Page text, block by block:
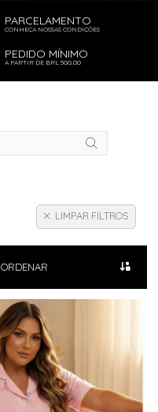
PARCELAMENTO
CONHEÇA NOSSAS CONDIÇÕES
PEDIDO MÍNIMO
A PARTIR DE BRL 500,00
LIMPAR FILTROS
ORDENAR